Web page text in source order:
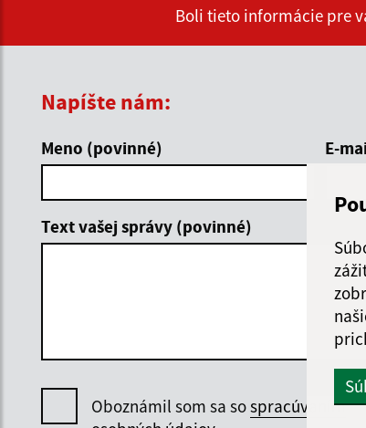
Boli tieto informácie pre
Napíšte nám:
Meno (povinné) E-
Text vašej správy (povinné)
Oboznámil som sa sospracúvaním